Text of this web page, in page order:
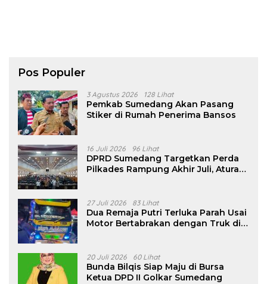
Pos Populer
3 Agustus 2026 128 Lihat
Pemkab Sumedang Akan Pasang
Stiker di Rumah Penerima Bansos
16 Juli 2026 96 Lihat
DPRD Sumedang Targetkan Perda
Pilkades Rampung Akhir Juli, Aturan
27 Juli 2026 83 Lihat
Dua Remaja Putri Terluka Parah Usai
Motor Bertabrakan dengan Truk di
20 Juli 2026 60 Lihat
Bunda Bilqis Siap Maju di Bursa
Ketua DPD II Golkar Sumedang